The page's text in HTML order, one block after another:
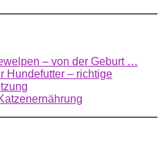
– von der Geburt …
Hundefutter – richtige